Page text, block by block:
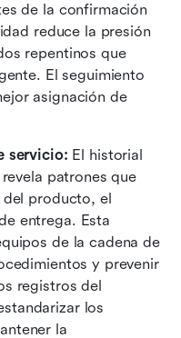
de la confirmación
reduce la presión
repentinos que
El seguimiento
asignación de
servicio: El historial
patrones que
producto, el
entrega. Esta
de la cadena de
y prevenir
registros del
los
la